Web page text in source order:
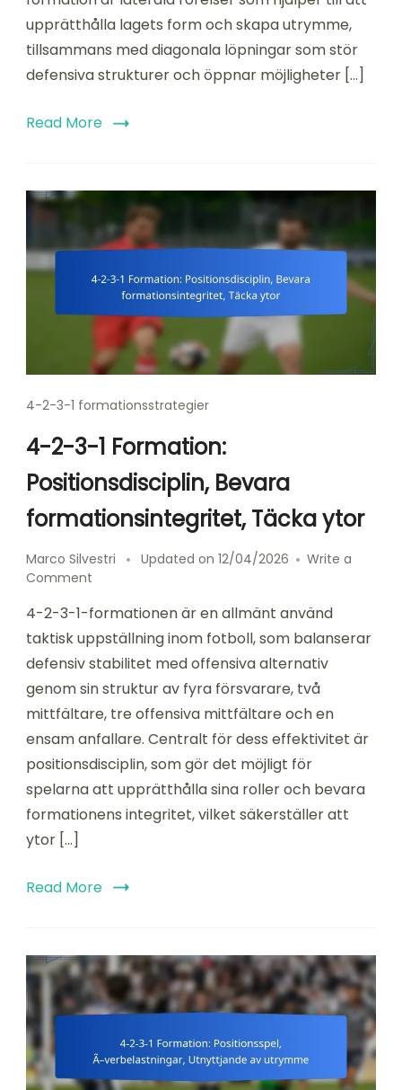
Lateral
rörelse,
Diagonala
upprätthålla lagets form och skapa utrymme,
tillsammans med diagonala löpningar som stör
defensiva strukturer och öppnar möjligheter […]
Read More
4-2-3-1 formationsstrategier
4-2-3-1 Formation:
Positionsdisciplin, Bevara
formationsintegritet, Täcka ytor
Marco Silvestri Updated on 12/04/2026
Write a
Comment
2-
3-
Formation:
Positionsdisciplin,
Bevara
Täcka
ytor
4-2-3-1-formationen är en allmänt använd
taktisk uppställning inom fotboll, som balanserar
defensiv stabilitet med offensiva alternativ
genom sin struktur av fyra försvarare, två
mittfältare, tre offensiva mittfältare och en
ensam anfallare. Centralt för dess effektivitet är
positionsdisciplin, som gör det möjligt för
spelarna att upprätthålla sina roller och bevara
formationens integritet, vilket säkerställer att
ytor […]
Read More